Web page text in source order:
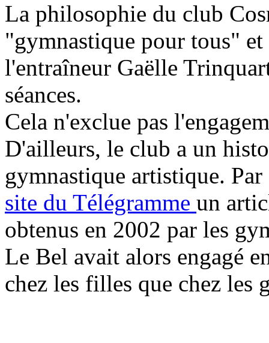
La philosophie du club
"gymnastique pour tous" et
l'entraîneur Gaëlle
séances.
Cela n'exclue pas
D'ailleurs, le club a un
gymnastique artistique.
site du Télégramme un
obtenus en 2002 par les
Le Bel avait alors engagé
chez les filles que chez les